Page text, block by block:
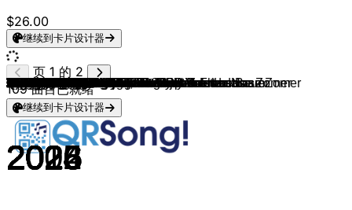
$26.00
继续到卡片设计器
Justen de Wildt
2026
Rutger van Barneveld
2026
Russo, Mart Hoogkamer & De Amsterdamse Zomer
2026
Robert van Hemert
2026
Tino Martin
2026
Dean Saunders
2026
Dave Dekker
2026
Quido van de Graaf
2026
Jeffrey Heesen
2026
Lil Kleine, Samuel Welten & De Amsterdamse Zomer
2026
Frank Van Etten
2026
Ammar
2026
Herman van Dooren
2026
Frans Duijts, Lange Frans & De Voorhoede
2026
Gerard Joling
2026
Daymian Van Os
2026
Kris Kross Amsterdam, Jan Smit & Frans Bauer
2026
Robert van Hemert & Donnie
2026
Sieneke
2026
Django Wagner
2026
Willem Huisman & Harrie Snijders
2026
Wolter Kroes
2026
RAYMON HERMANS
2026
Mart Hoogkamer
2026
Mike Versteeg
2026
Donnie & Senna
2026
André Hazes Jr. & Robert van Hemert
2026
Thomas Berge
2026
Henk Dissel
2026
Effe Serieus
2026
Samantha Steenwijk
2026
André Hazes Jr.
2012
Marco Schuitmaker
2026
Bryan Jongsma
2026
Samuel Welten & Bankzitters
2026
John West & Lange Frans
2026
Numidia
2026
Gerard Palts & Jaman
2026
Ron & Mireille
2026
3JS
2026
Dennis van Dam
2026
Marco Kraats & Lange Frans
2026
Daniel van den Hoek
2025
Kimberly Fransens
2026
Lage Landen
2026
Jari Hellegers
2026
Dries Roelvink
2026
Rene Froger & Waylon
2026
Danny De Munk
2026
Bodhi van den Brink
2026
Fons Veurink
2026
Lilly
2026
Monique Smit
2026
Gino Graus
2026
Jorieke Sterken
2026
Wesly Bronkhorst, Brace & Billy Dans
2026
Sven Versteeg & Lange Frans
2026
Zanger Alex
2026
Jan Biggel
2026
Hansen Tomas
2026
Frank Van Etten
2026
Julia Cecile
2026
Pascal Redeker
2026
Samantha Steenwijk & Wesly Bronkhorst
2026
Jannes
2026
Ammar, Bizzey & Poke
2026
Marvin de Geest
2026
John De Bever
2026
Dave Dekker
2026
William Janz
2026
Jesse Prins
2026
Vinzzent
2026
Mike Peterson
2026
Menno Aben
2026
Gizbey
2026
Willem Huisman
2026
Daan
2024
Stef Ekkel
2026
Frans Duijts
2026
Wesley Klein
2026
Grad Damen & Louistje Damen
2026
Quido van de Graaf
2026
Jason van Elewout
2026
Frank Van Etten
2026
Marco de Hollander & Zangeres Zonder Naam
2026
Kimberly Fransens
2026
Sander Kwarten
2026
Yves Berendse
2026
Martin Morero
2025
FLEMMING & Radical Redemption
2026
Ronnie Flex & Acda en de Munnik
2026
3JS & Jeffrey Parmentier
2006
Russo
2026
Afro Bros, Billy Dans & Brace
2026
Quido van de Graaf
2026
Ammar
2026
Chicco
2026
Mikki van Wijk
2026
Summer
2026
Xilsevisser & Marco Kraats
2026
页 1 的 2
109曲目已就绪
继续到卡片设计器